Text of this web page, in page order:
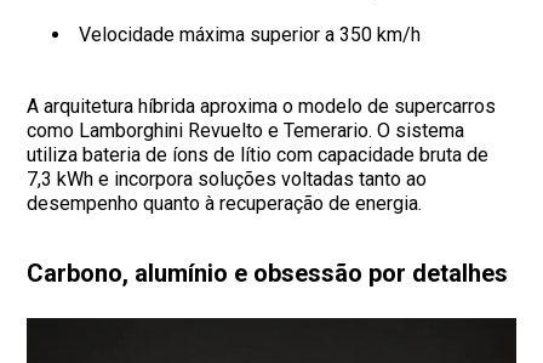
Velocidade máxima superior a 350 km/h
A arquitetura híbrida aproxima o modelo de supercarros
como Lamborghini Revuelto e Temerario. O sistema
utiliza bateria de íons de lítio com capacidade bruta de
7,3 kWh e incorpora soluções voltadas tanto ao
desempenho quanto à recuperação de energia.
Carbono, alumínio e obsessão por detalhes